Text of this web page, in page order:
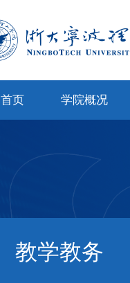
首页 学院概况
机构设置
教学教务